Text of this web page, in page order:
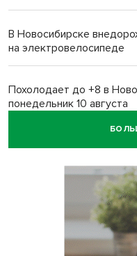
В Новосибирске
на электровелосипеде
Похолодает до +8 в
понедельник 10 августа
Высокая
Двойня выдрят
Новосибирского